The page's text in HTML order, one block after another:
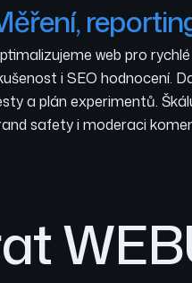
web pro
i SEO hodnocení.
a plán experimentů.
safety i moderaci